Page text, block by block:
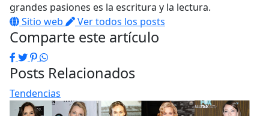
grandes pasiones es la escritura y la lectura.
Sitio web
Ver todos los posts
Comparte este artículo
Facebook
Twitter
Pinterest
WhatsApp
Posts Relacionados
Tendencias